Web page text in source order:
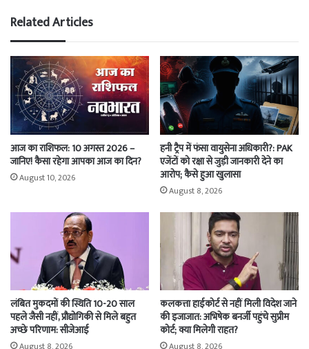
Related Articles
आज का राशिफल: 10 अगस्त 2026 –
जानिए! कैसा रहेगा आपका आज का दिन?
August 10, 2026
हनी ट्रैप में फंसा वायुसेना अधिकारी?: PAK
एजेंटों को रक्षा से जुड़ी जानकारी देने का
आरोप; कैसे हुआ खुलासा
August 8, 2026
लंबित मुकदमों की स्थिति 10-20 साल
पहले जैसी नहीं, प्रौद्योगिकी से मिले बहुत
अच्छे परिणाम: सीजेआई
कलकत्ता हाईकोर्ट से नहीं मिली विदेश जाने
की इजाजात: अभिषेक बनर्जी पहुंचे सुप्रीम
कोर्ट; क्या मिलेगी राहत?